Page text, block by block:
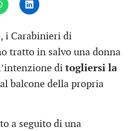
i Carabinieri di
tratto in salvo una donna
di togliersi la
balcone della propria
a seguito di una